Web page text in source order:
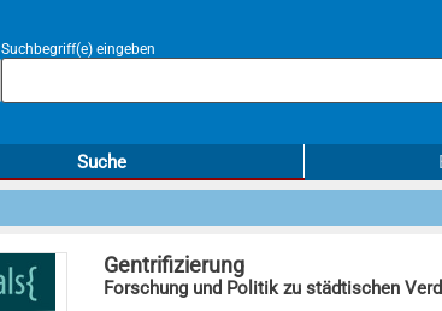
Suchbegriff(e) eingeben
Suche
Gentrifizierung
Forschung und Politik zu städtischen